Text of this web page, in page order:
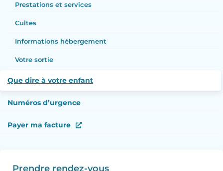
Prestations et services
Cultes
Informations hébergement
Votre sortie
Que dire à votre enfant
Numéros d’urgence
Payer ma facture
Prendre rendez-vous